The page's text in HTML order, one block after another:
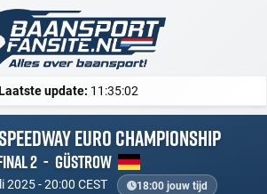
update: 11:35:02
Euro Championship
2 - Güstrow
2025 - 20:00 CEST 18:00 jouw tijd